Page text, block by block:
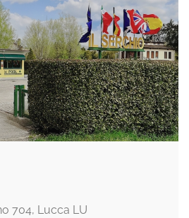
704, Lucca LU